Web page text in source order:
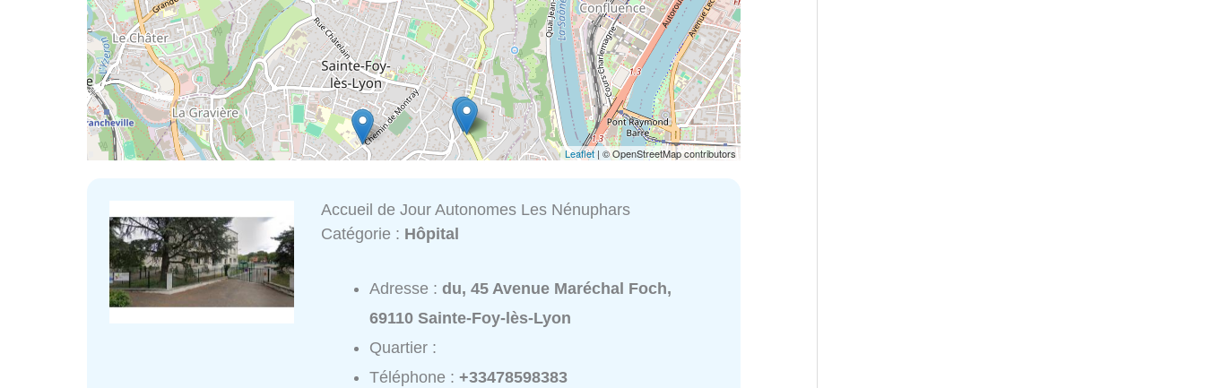
Leaflet| © OpenStreetMap contributors
Accueil de Jour Autonomes Les Nénuphars
Catégorie : Hôpital
Adresse :du, 45 Avenue Maréchal Foch,
69110 Sainte-Foy-lès-Lyon
Quartier :
Téléphone :+33478598383